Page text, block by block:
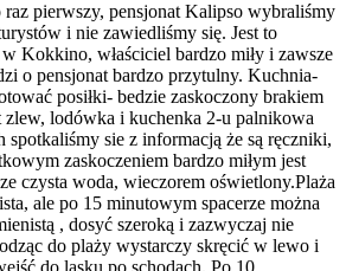
pierwszy, pensjonat Kalipso wybraliśmy
i nie zawiedliśmy się. Jest to
Kokkino, właściciel bardzo miły i zawsze
o pensjonat bardzo przytulny. Kuchnia-
posiłki- bedzie zaskoczony brakiem
zlew, lodówka i kuchenka 2-u palnikowa
spotkaliśmy sie z informacją że są ręczniki,
zaskoczeniem bardzo miłym jest
czysta woda, wieczorem oświetlony.Plaża
ale po 15 minutowym spacerze można
, dosyć szeroką i zazwyczaj nie
do plaży wystarczy skręcić w lewo i